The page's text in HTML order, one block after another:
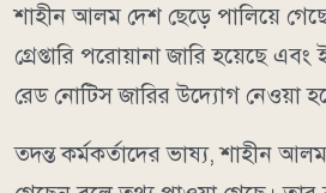
শাহীন আলম দেশ ছেড়ে পালিয়ে
গ্রেপ্তারি পরোয়ানা জারি হয়েছে
রেড নোটিস জারির উদ্যোগ নেওয়া
তদন্ত কর্মকর্তাদের ভাষ্য, শাহীন